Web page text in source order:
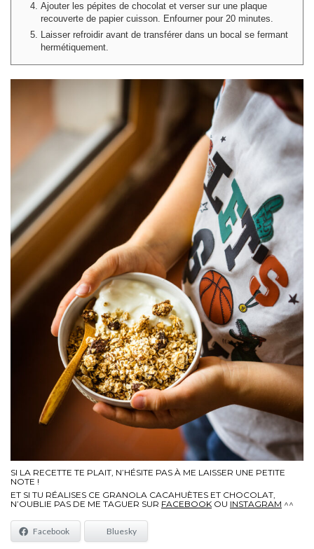
Ajouter les pépites de chocolat et verser sur une plaque
recouverte de papier cuisson. Enfourner pour 20 minutes.
Laisser refroidir avant de transférer dans un bocal se fermant
hermétiquement.
SI LA RECETTE TE PLAIT, N’HÉSITE PAS À ME LAISSER UNE PETITE
NOTE !
ET SI TU RÉALISES CE GRANOLA CACAHUÈTES ET CHOCOLAT,
N’OUBLIE PAS DE ME TAGUER SUR FACEBOOK OU INSTAGRAM ^^
Facebook Bluesky